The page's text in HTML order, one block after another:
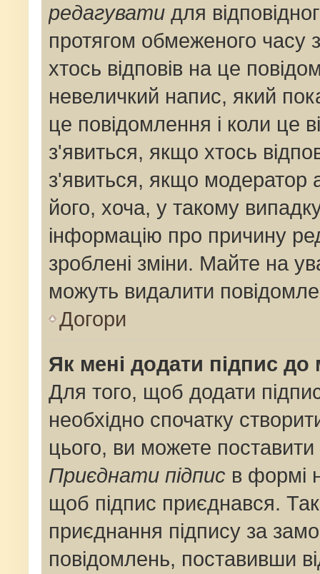
редагувати для
протягом обмеженого
хтось відповів на це
невеличкий напис, який
це повідомлення і коли це
з'явиться, якщо хтось
з'явиться, якщо модератор
його, хоча, у такому
інформацію про причину
зроблені зміни. Майте на
можуть видалити
Догори
Як мені додати підпис
Для того, щоб додати
необхідно спочатку
цього, ви можете
Приєднати підпис в формі
щоб підпис приєднався.
приєднання підпису за
повідомлень, поставивши